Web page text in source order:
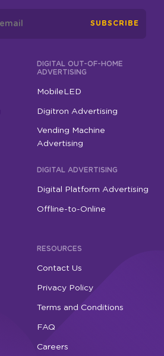
SUBSCRIBE
DIGITAL OUT-OF-HOME
ADVERTISING
MobileLED
Digitron Advertising
Vending Machine
Advertising
DIGITAL ADVERTISING
Digital Platform Advertising
Offline-to-Online
RESOURCES
Contact Us
Privacy Policy
Terms and Conditions
FAQ
Careers